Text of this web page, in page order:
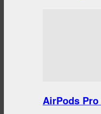
AirPods